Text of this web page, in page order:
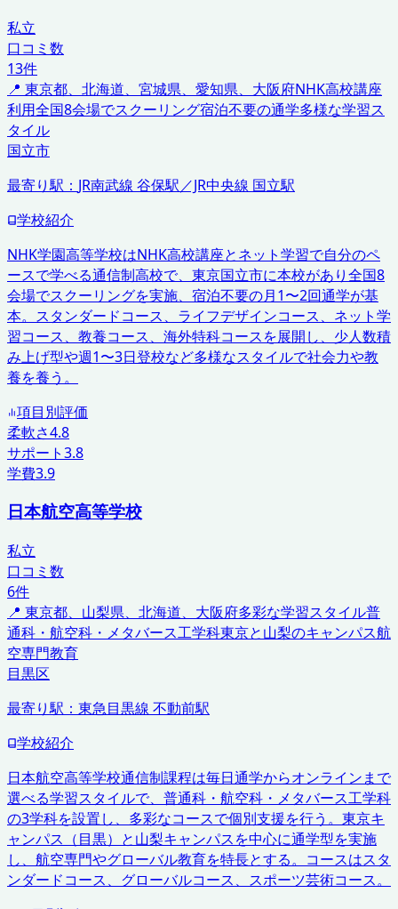
私立
口コミ数
13件
📍 東京都、北海道、宮城県、愛知県、大阪府NHK高校講座
利用全国8会場でスクーリング宿泊不要の通学多様な学習ス
タイル
国立市
最寄り駅： JR南武線 谷保駅／JR中央線 国立駅
学校紹介
NHK学園高等学校はNHK高校講座とネット学習で自分のペ
ースで学べる通信制高校で、東京国立市に本校があり全国8
会場でスクーリングを実施、宿泊不要の月1〜2回通学が基
本。スタンダードコース、ライフデザインコース、ネット学
習コース、教養コース、海外特科コースを展開し、少人数積
み上げ型や週1〜3日登校など多様なスタイルで社会力や教
養を養う。
項目別評価
柔軟さ4.8
サポート3.8
学費3.9
日本航空高等学校
私立
口コミ数
6件
📍 東京都、山梨県、北海道、大阪府多彩な学習スタイル普
通科・航空科・メタバース工学科東京と山梨のキャンパス航
空専門教育
目黒区
最寄り駅： 東急目黒線 不動前駅
学校紹介
日本航空高等学校通信制課程は毎日通学からオンラインまで
選べる学習スタイルで、普通科・航空科・メタバース工学科
の3学科を設置し、多彩なコースで個別支援を行う。東京キ
ャンパス（目黒）と山梨キャンパスを中心に通学型を実施
し、航空専門やグローバル教育を特長とする。コースはスタ
ンダードコース、グローバルコース、スポーツ芸術コース。